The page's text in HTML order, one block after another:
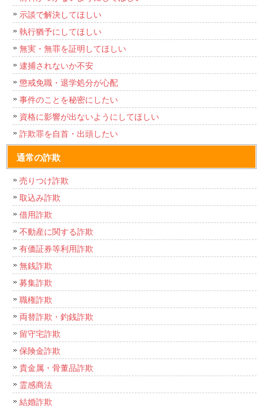
示談で解決してほしい
執行猶予にしてほしい
無実・無罪を証明してほしい
逮捕されないか不安
懲戒免職・退学処分が心配
事件のことを秘密にしたい
資格に影響が出ないようにしてほしい
詐欺罪を自首・出頭したい
通常の詐欺
売りつけ詐欺
取込み詐欺
借用詐欺
不動産に関する詐欺
有価証券等利用詐欺
無銭詐欺
募集詐欺
職権詐欺
両替詐欺・釣銭詐欺
留守宅詐欺
保険金詐欺
貴金属・骨董品詐欺
霊感商法
結婚詐欺